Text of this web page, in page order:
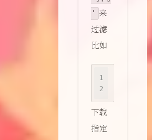
' 来
过滤.
比如
1
2
下载
指定